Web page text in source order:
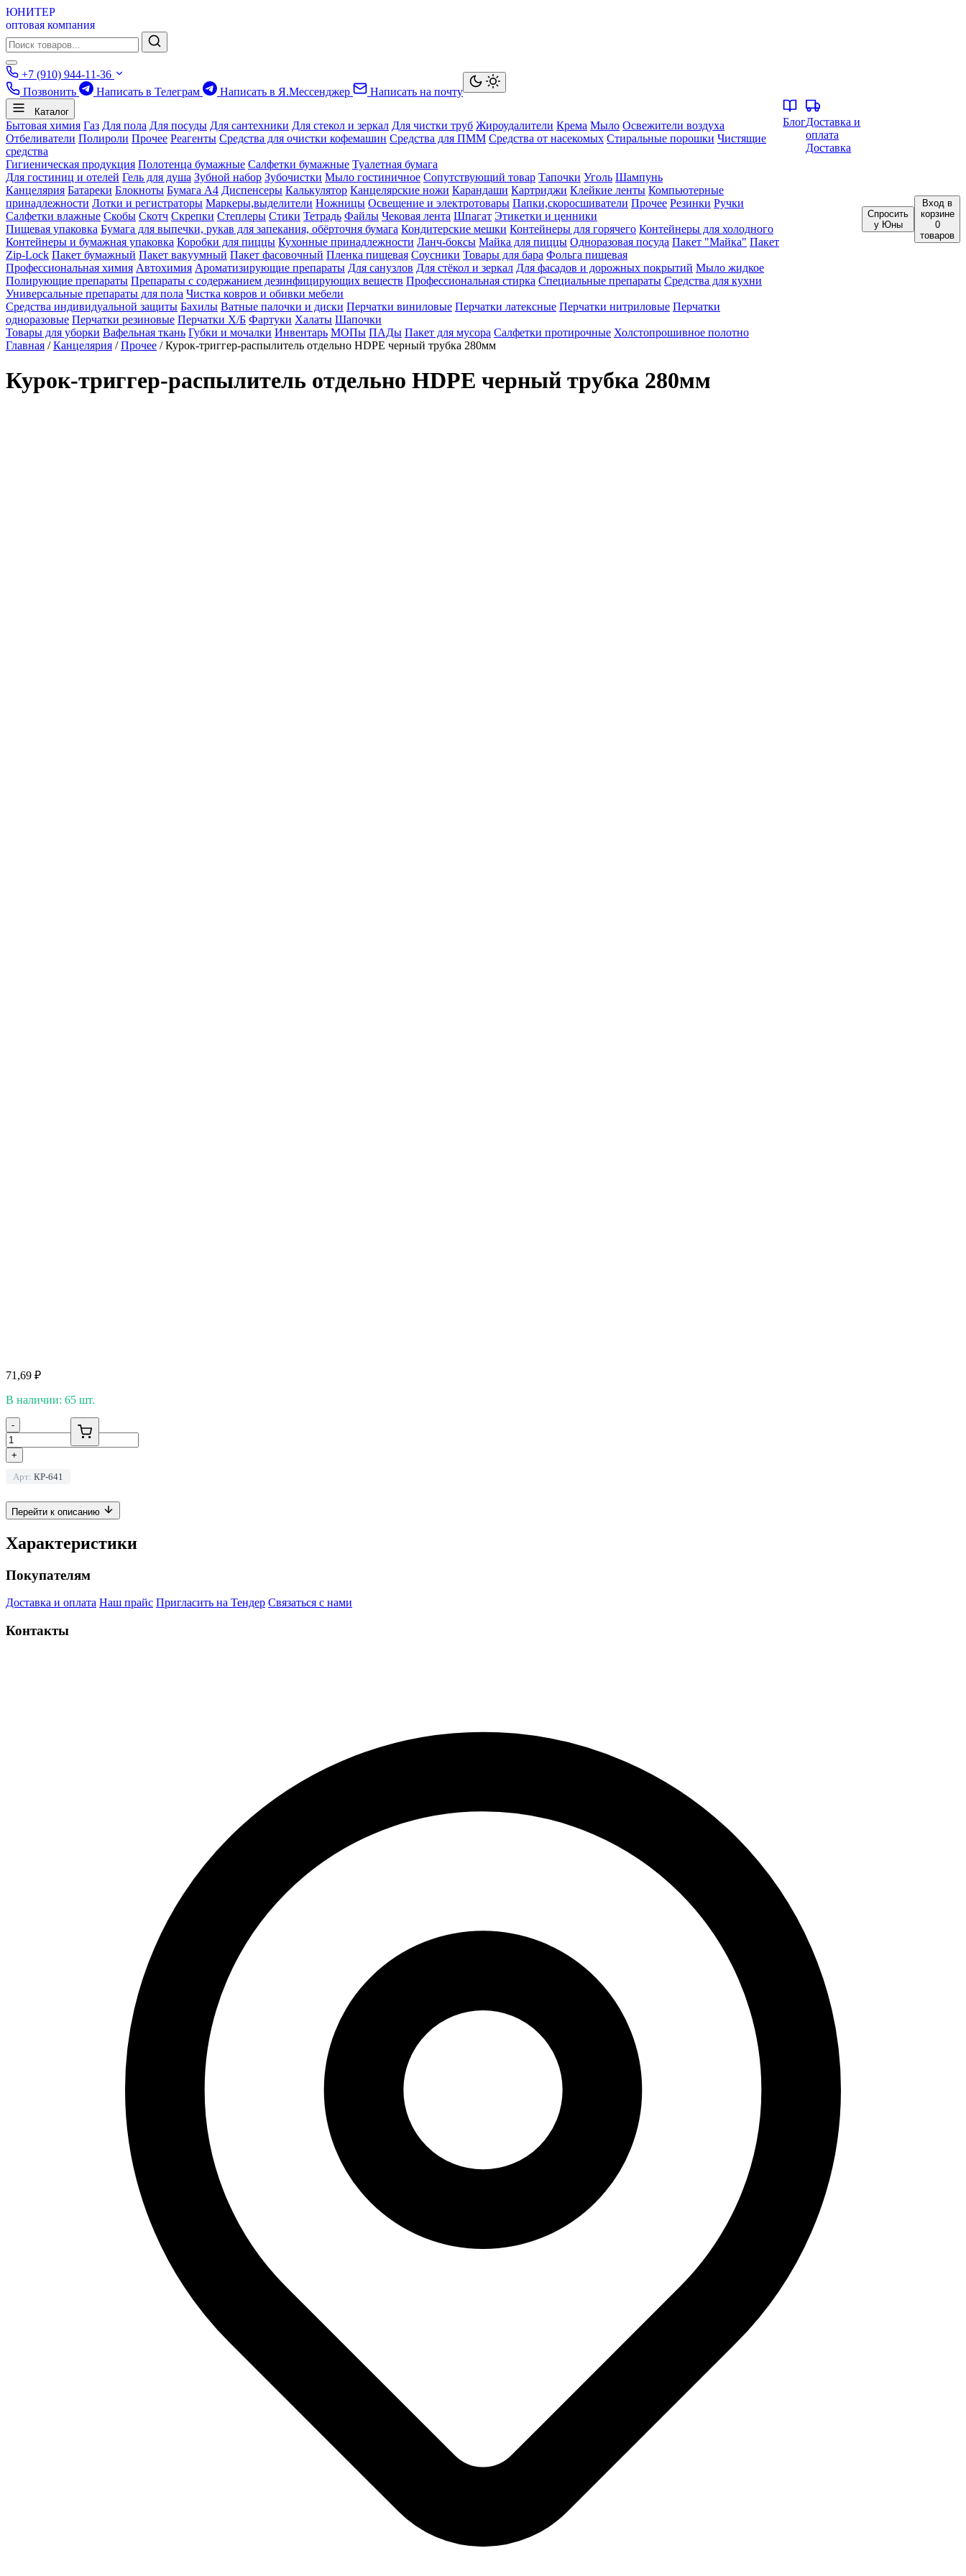
ЮНИТЕР
оптовая компания
+7 (910) 944-11-36
Позвонить
Написать в Телеграм Написать в Я.Мессенджер Написать на почту
Каталог
Бытовая химия Газ Для пола Для посуды Для сантехники Для стекол и зеркал Для чистки труб Жироудалители Крема Мыло Освежители воздуха
Отбеливатели Полироли Прочее Реагенты Средства для очистки кофемашин Средства для ПММ Средства от насекомых Стиральные порошки Чистящие
средства
Гигиеническая продукция Полотенца бумажные Салфетки бумажные Туалетная бумага
Для гостиниц и отелей Гель для душа Зубной набор Зубочистки Мыло гостиничное Сопутствующий товар Тапочки Уголь Шампунь
Канцелярия Батареки Блокноты Бумага А4 Диспенсеры Калькулятор Канцелярские ножи Карандаши Картриджи Клейкие ленты Компьютерные
принадлежности Лотки и регистраторы Маркеры,выделители Ножницы Освещение и электротовары Папки,скоросшиватели Прочее Резинки Ручки
Салфетки влажные Скобы Скотч Скрепки Степлеры Стики Тетрадь Файлы Чековая лента Шпагат Этикетки и ценники
Пищевая упаковка Бумага для выпечки, рукав для запекания, обёрточня бумага Кондитерские мешки Контейнеры для горячего Контейнеры для холодного
Контейнеры и бумажная упаковка Коробки для пиццы Кухонные принадлежности Ланч-боксы Майка для пиццы Одноразовая посуда Пакет "Майка" Пакет
Zip-Lock Пакет бумажный Пакет вакуумный Пакет фасовочный Пленка пищевая Соусники Товары для бара Фольга пищевая
Профессиональная химия Автохимия Ароматизирующие препараты Для санузлов Для стёкол и зеркал Для фасадов и дорожных покрытий Мыло жидкое
Полирующие препараты Препараты с содержанием дезинфицирующих веществ Профессиональная стирка Специальные препараты Средства для кухни
Универсальные препараты для пола Чистка ковров и обивки мебели
Средства индивидуальной защиты Бахилы Ватные палочки и диски Перчатки виниловые Перчатки латексные Перчатки нитриловые Перчатки
одноразовые Перчатки резиновые Перчатки Х/Б Фартуки Халаты Шапочки
Товары для уборки Вафельная ткань Губки и мочалки Инвентарь МОПы ПАДы Пакет для мусора Салфетки протирочные Холстопрошивное полотно
БлогДоставка и
оплата
Доставка
Спросить
у Юны
Вход в
корзине
0
товаров
Главная /Канцелярия /Прочее / Курок-триггер-распылитель отдельно HDPE черный трубка 280мм
Курок-триггер-распылитель отдельно HDPE черный трубка 280мм
71,69 ₽
В наличии: 65 шт.
-
+
Арт: КР-641
Перейти к описанию
Характеристики
Покупателям
Доставка и оплата Наш прайс Пригласить на Тендер Связаться с нами
Контакты